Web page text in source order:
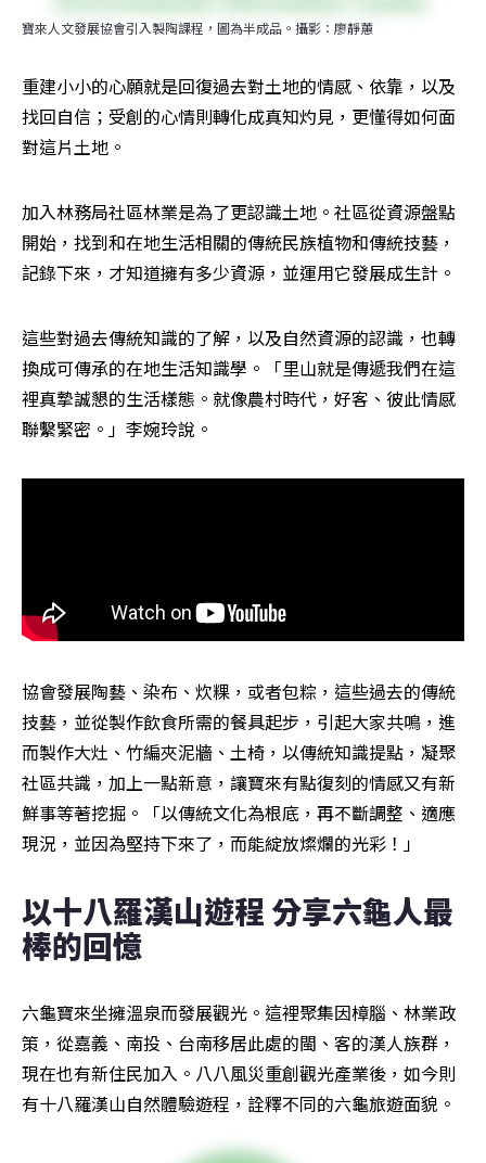
寶來人文發展協會引入製陶課程，圖為半成品。攝影：廖靜蕙
重建小小的心願就是回復過去對土地的情感、依靠，以及
找回自信；受創的心情則轉化成真知灼見，更懂得如何面
對這片土地。
加入林務局社區林業是為了更認識土地。社區從資源盤點
開始，找到和在地生活相關的傳統民族植物和傳統技藝，
記錄下來，才知道擁有多少資源，並運用它發展成生計。
這些對過去傳統知識的了解，以及自然資源的認識，也轉
換成可傳承的在地生活知識學。「里山就是傳遞我們在這
裡真摯誠懇的生活樣態。就像農村時代，好客、彼此情感
聯繫緊密。」李婉玲說。
協會發展陶藝、染布、炊粿，或者包粽，這些過去的傳統
技藝，並從製作飲食所需的餐具起步，引起大家共鳴，進
而製作大灶、竹編夾泥牆、土椅，以傳統知識提點，凝聚
社區共識，加上一點新意，讓寶來有點復刻的情感又有新
鮮事等著挖掘。「以傳統文化為根底，再不斷調整、適應
現況，並因為堅持下來了，而能綻放燦爛的光彩！」
以十八羅漢山遊程 分享六龜人最
棒的回憶
六龜寶來坐擁溫泉而發展觀光。這裡聚集因樟腦、林業政
策，從嘉義、南投、台南移居此處的閩、客的漢人族群，
現在也有新住民加入。八八風災重創觀光產業後，如今則
有十八羅漢山自然體驗遊程，詮釋不同的六龜旅遊面貌。